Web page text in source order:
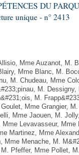
DU
unique - n° 2413
Mme Auzanot, M.
Mme Blanc, M.
M. Chudeau, Mme
M.
M.
Mme Grangier,
Mme Jaouen, M.
Levavasseur, Mme
Martinez, Mme
Menache, M.
Pfeffer, Mme Pollet,